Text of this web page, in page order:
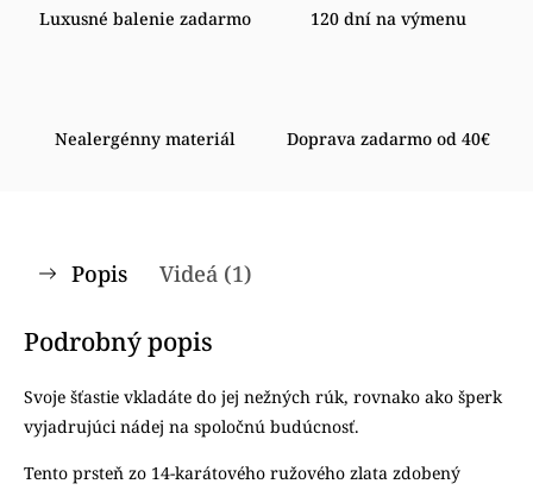
Luxusné balenie zadarmo 120 dní na výmenu
Nealergénny materiál Doprava zadarmo od 40€
Popis Videá (1)
Podrobný popis
Svoje šťastie vkladáte do jej nežných rúk, rovnako ako šperk
vyjadrujúci nádej na spoločnú budúcnosť.
Tento prsteň zo 14-karátového ružového zlata zdobený